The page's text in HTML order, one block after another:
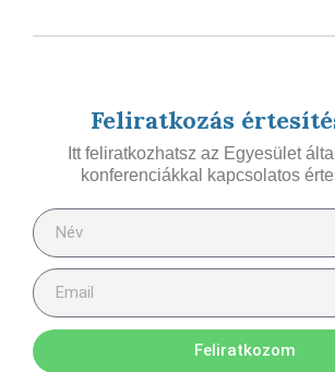
Feliratkozás
Itt feliratkozhatsz az Egyesület
konferenciákkal kapcsolatos
Feliratkozom